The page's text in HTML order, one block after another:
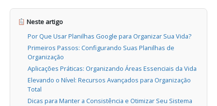
Neste artigo
Por Que Usar Planilhas Google para Organizar Sua Vida?
Primeiros Passos: Configurando Suas Planilhas de
Organização
Aplicações Práticas: Organizando Áreas Essenciais da Vida
Elevando o Nível: Recursos Avançados para Organização
Total
Dicas para Manter a Consistência e Otimizar Seu Sistema